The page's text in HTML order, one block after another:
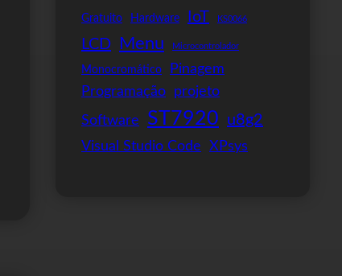
Gratuito Hardware IoT KS0066
LCD Menu Microcontrolador
Monocromático
Pinagem
Programação
projeto
Software ST7920 u8g2
Visual Studio Code XPsys